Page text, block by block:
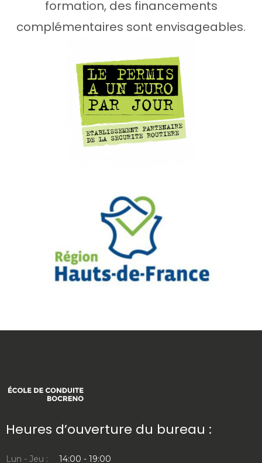
formation, des financements
complémentaires sont envisageables.
Heures d’ouverture du bureau :
Lun - Jeu : 14:00 - 19:00